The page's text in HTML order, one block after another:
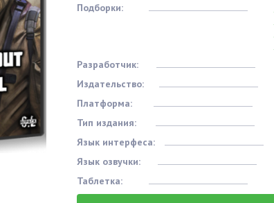
Подборки:
Разработчик:
Издательство:
Платформа:
Тип издания:
Язык интерфеса:
Язык озвучки:
Таблетка: